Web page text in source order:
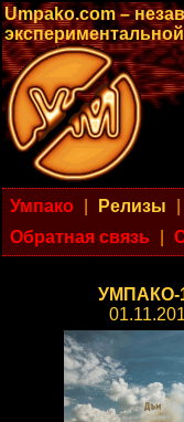
Umpako.com –
Умпако Релизы
Обратная связь
УМПАКО-